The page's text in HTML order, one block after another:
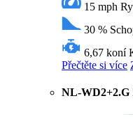
15 mph
30 %
6,67 koní
Přečtěte si více
NL-WD2+2.G